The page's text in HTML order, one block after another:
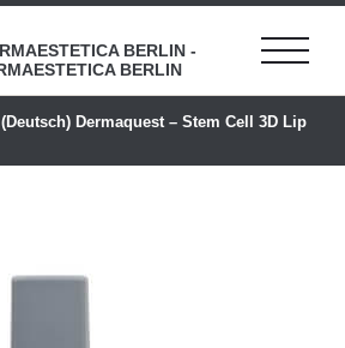
(Deutsch) Dermaquest – Stem Cell 3D Lip